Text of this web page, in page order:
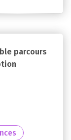
parcours